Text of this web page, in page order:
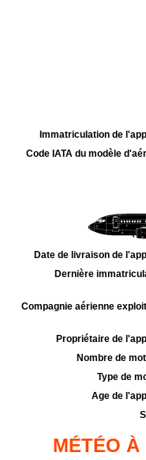
Immatriculation de
Code IATA du modèle
Date de livraison de
Dernière
Compagnie aérienne
Propriétaire de
Nombre de
Type de
Age de
MÉTÉO À